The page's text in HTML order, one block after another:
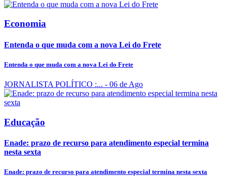
Economia
Entenda o que muda com a nova Lei do Frete
Entenda o que muda com a nova Lei do Frete
JORNALISTA POLÍTICO :... - 06 de Ago
Educação
Enade: prazo de recurso para atendimento especial termina
nesta sexta
Enade: prazo de recurso para atendimento especial termina nesta sexta